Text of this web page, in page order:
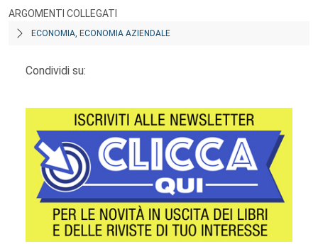
ARGOMENTI COLLEGATI
ECONOMIA, ECONOMIA AZIENDALE
Condividi su: